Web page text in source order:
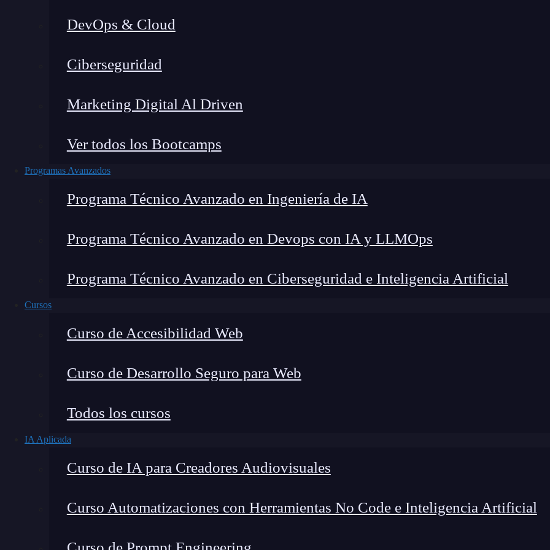
DevOps & Cloud
Ciberseguridad
Marketing Digital Al Driven
Ver todos los Bootcamps
Programas Avanzados
Programa Técnico Avanzado en Ingeniería de IA
Programa Técnico Avanzado en Devops con IA y LLMOps
Programa Técnico Avanzado en Ciberseguridad e Inteligencia Artificial
Cursos
Curso de Accesibilidad Web
Curso de Desarrollo Seguro para Web
Todos los cursos
IA Aplicada
Curso de IA para Creadores Audiovisuales
Curso Automatizaciones con Herramientas No Code e Inteligencia Artificial
Lucia Gómez Salgado
Home
Contribuyo a acercar la realidad del sector tecnológico a nuevos profesionales, combinando conocimiento práctico,